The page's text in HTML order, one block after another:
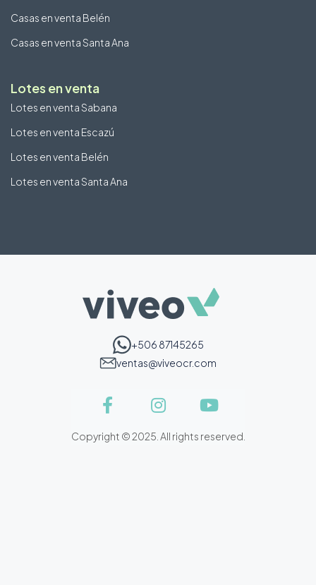
Casas en venta Belén
Casas en venta Santa Ana
Lotes en venta
Lotes en venta Sabana
Lotes en venta Escazú
Lotes en venta Belén
Lotes en venta Santa Ana
+506 87145265
ventas@viveocr.com
Copyright © 2025. All rights reserved.